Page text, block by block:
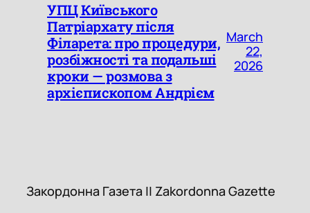
УПЦ Київського
Патріархату після
Філарета: про процедури,
розбіжності та подальші
кроки — розмова з
архієпископом Андрієм
March
22,
2026
Закордонна Газета ||
Закордонна Газета || Zakordonna Gazette